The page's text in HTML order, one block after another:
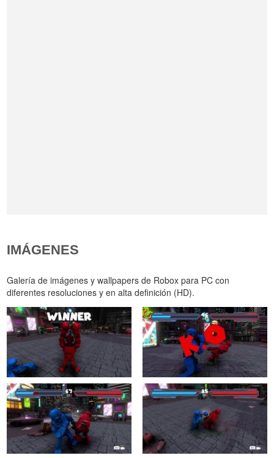
IMÁGENES
Galería de imágenes y wallpapers de Robox para PC con
diferentes resoluciones y en alta definición (HD).